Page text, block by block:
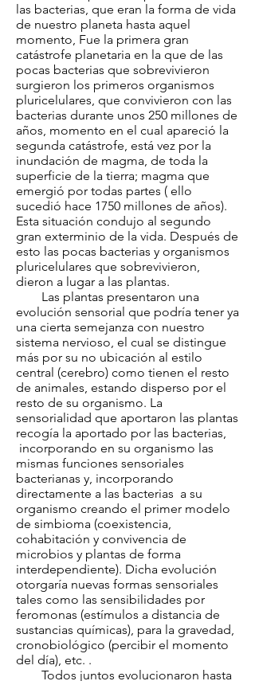
las bacterias, que eran la forma de vida
de nuestro planeta hasta aquel
momento, Fue la primera gran
catástrofe planetaria en la que de las
pocas bacterias que sobrevivieron
surgieron los primeros organismos
pluricelulares, que convivieron con las
bacterias durante unos 250 millones de
años, momento en el cual apareció la
segunda catástrofe, está vez por la
inundación de magma, de toda la
superficie de la tierra; magma que
emergió por todas partes ( ello
sucedió hace 1750 millones de años).
Esta situación condujo al segundo
gran exterminio de la vida. Después de
esto las pocas bacterias y organismos
pluricelulares que sobrevivieron,
dieron a lugar a las plantas.
Las plantas presentaron una
evolución sensorial que podría tener ya
una cierta semejanza con nuestro
sistema nervioso, el cual se distingue
más por su no ubicación al estilo
central (cerebro) como tienen el resto
de animales, estando disperso por el
resto de su organismo. La
sensorialidad que aportaron las plantas
recogía la aportado por las bacterias,
incorporando en su organismo las
mismas funciones sensoriales
bacterianas y, incorporando
directamente a las bacterias a su
organismo creando el primer modelo
de simbioma (coexistencia,
cohabitación y convivencia de
microbios y plantas de forma
interdependiente). Dicha evolución
otorgaría nuevas formas sensoriales
tales como las sensibilidades por
feromonas (estímulos a distancia de
sustancias químicas), para la gravedad,
cronobiológico (percibir el momento
del día), etc. .
Todos juntos evolucionaron hasta